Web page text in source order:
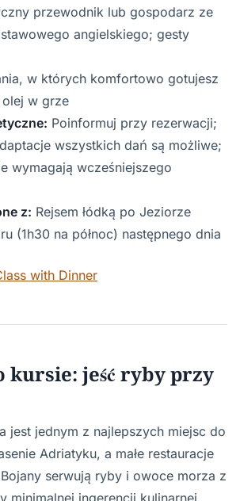
przewodnik lub gospodarz ze
angielskiego; gesty
w których komfortowo gotujesz
w grze
Poinformuj przy rezerwacji;
wszystkich dań są możliwe;
wymagają wcześniejszego
z: Rejsem łódką po Jeziorze
(1h30 na północ) następnego dnia
with Dinner
kursie: jeść ryby przy
jest jednym z najlepszych miejsc do
Adriatyku, a małe restauracje
serwują ryby i owoce morza z
minimalnej ingerencji kulinarnej.